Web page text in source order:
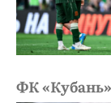
ФК